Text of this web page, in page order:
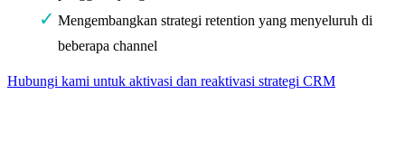
Mengembangkan strategi retention yang menyeluruh di
beberapa channel
Hubungi kami untuk aktivasi dan reaktivasi strategi CRM